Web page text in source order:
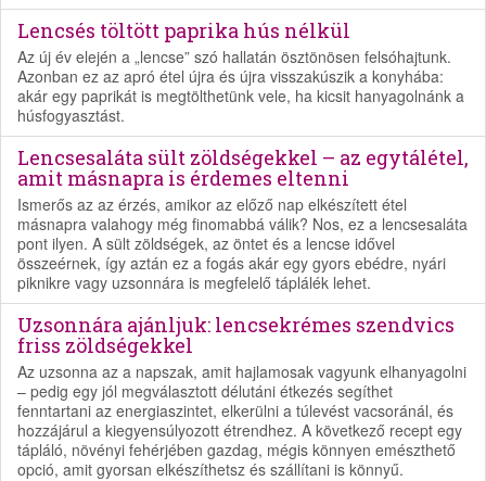
Lencsés töltött paprika hús nélkül
Az új év elején a „lencse” szó hallatán ösztönösen felsóhajtunk.
Azonban ez az apró étel újra és újra visszakúszik a konyhába:
akár egy paprikát is megtölthetünk vele, ha kicsit hanyagolnánk a
húsfogyasztást.
Lencsesaláta sült zöldségekkel – az egytálétel,
amit másnapra is érdemes eltenni
Ismerős az az érzés, amikor az előző nap elkészített étel
másnapra valahogy még finomabbá válik? Nos, ez a lencsesaláta
pont ilyen. A sült zöldségek, az öntet és a lencse idővel
összeérnek, így aztán ez a fogás akár egy gyors ebédre, nyári
piknikre vagy uzsonnára is megfelelő táplálék lehet.
Uzsonnára ajánljuk: lencsekrémes szendvics
friss zöldségekkel
Az uzsonna az a napszak, amit hajlamosak vagyunk elhanyagolni
– pedig egy jól megválasztott délutáni étkezés segíthet
fenntartani az energiaszintet, elkerülni a túlevést vacsoránál, és
hozzájárul a kiegyensúlyozott étrendhez. A következő recept egy
tápláló, növényi fehérjében gazdag, mégis könnyen emészthető
opció, amit gyorsan elkészíthetsz és szállítani is könnyű.